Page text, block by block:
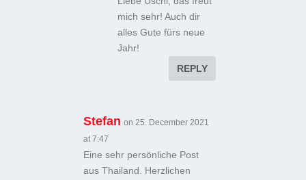
mich sehr! Auch dir
alles Gute fürs neue
Jahr!
REPLY
Stefan on 25. December 2021
at 7:47
Eine sehr persönliche Post
aus Thailand. Herzlichen